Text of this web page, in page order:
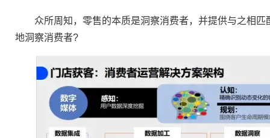
众所周知，零售的本质是洞察消费者，并提供与之相匹
地洞察消费者?